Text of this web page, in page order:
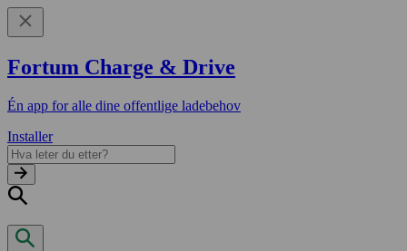
Fortum Charge & Drive
Én app for alle dine offentlige ladebehov
Installer